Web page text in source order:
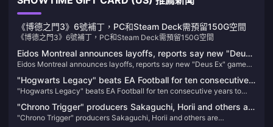
《博德之門3》6號補丁，PC和Steam Deck需預留150G空間
《博德之門3》6號補丁，PC和Steam Deck需預留150G空間
Eidos Montreal announces layoffs, reports say new "Deus
Ex" game has been canceled
Eidos Montreal announces layoffs, reports say new "Deus Ex" game
"Hogwarts Legacy" beats EA Football for ten consecutive
years to take the top spot on the UK regional game list in
2023
"Hogwarts Legacy" beats EA Football for ten consecutive years to
"Chrono Trigger" producers Sakaguchi, Horii and others are
dissatisfied with PS5 change to X confirmation
"Chrono Trigger" producers Sakaguchi, Horii and others are